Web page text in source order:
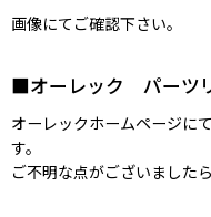
画像にてご確認下さい。
■オーレック パーツ
オーレックホームページにて
す。
ご不明な点がございました